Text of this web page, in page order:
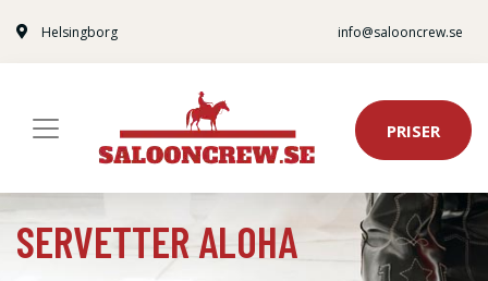
Helsingborg info@salooncrew.se
PRISER
SERVETTER ALOHA